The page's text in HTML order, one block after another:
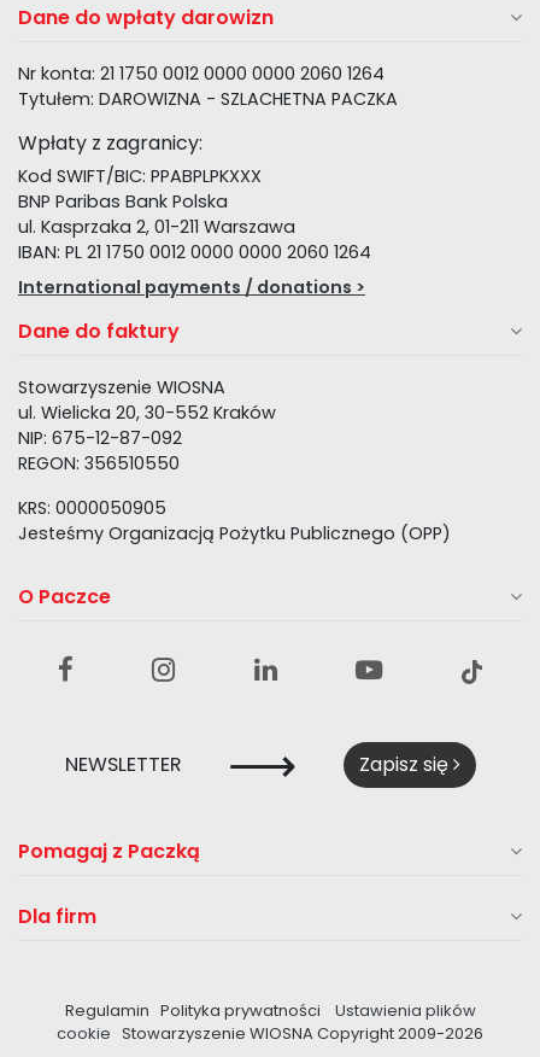
Dane do wpłaty darowizn
Nr konta: 21 1750 0012 0000 0000 2060 1264
Tytułem: DAROWIZNA - SZLACHETNA PACZKA
Wpłaty z zagranicy:
Kod SWIFT/BIC: PPABPLPKXXX
BNP Paribas Bank Polska
ul. Kasprzaka 2, 01-211 Warszawa
IBAN: PL 21 1750 0012 0000 0000 2060 1264
International payments / donations >
Dane do faktury
Stowarzyszenie WIOSNA
ul. Wielicka 20, 30-552 Kraków
NIP: 675-12-87-092
REGON: 356510550
KRS: 0000050905
Jesteśmy Organizacją Pożytku Publicznego (OPP)
O Paczce
NEWSLETTER ⟶ Zapisz się
Pomagaj z Paczką
Dla firm
Regulamin Polityka prywatności
Ustawienia plików
cookie Stowarzyszenie WIOSNA Copyright 2009-2026